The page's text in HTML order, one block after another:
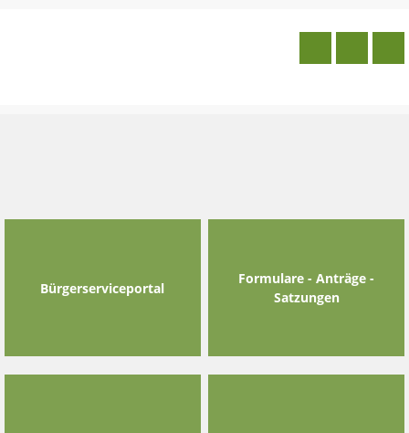
Bürgerserviceportal
Formulare - Anträge -
Satzungen